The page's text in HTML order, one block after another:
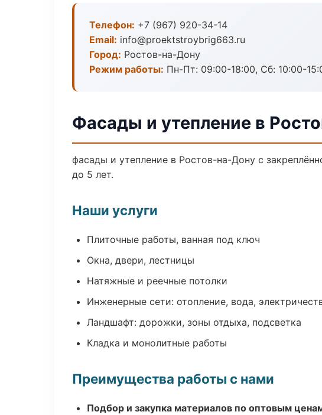
Телефон: +7 (967) 920-34-14
Email: info@proektstroybrig663.ru
Город: Ростов-на-Дону
Режим работы: Пн-Пт: 09:00-18:00, Сб: 10:00-
Фасады и утепление в
фасады и утепление в Ростов-на-Дону с
до 5 лет.
Наши услуги
Плиточные работы, ванная под ключ
Окна, двери, лестницы
Натяжные и реечные потолки
Инженерные сети: отопление, вода,
Ландшафт: дорожки, зоны отдыха, подсветка
Кладка и монолитные работы
Преимущества работы с нами
Подбор и закупка материалов по оптовым